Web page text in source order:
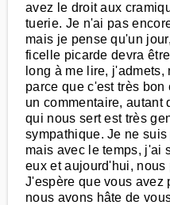
avez le droit aux
tuerie. Je n'ai pas
mais je pense qu'un
ficelle picarde devra
long à me lire,
parce que c'est très
un commentaire, autant
qui nous sert est très
sympathique. Je ne
mais avec le temps, j'ai
eux et aujourd'hui,
J'espère que vous avez
nous avons hâte de